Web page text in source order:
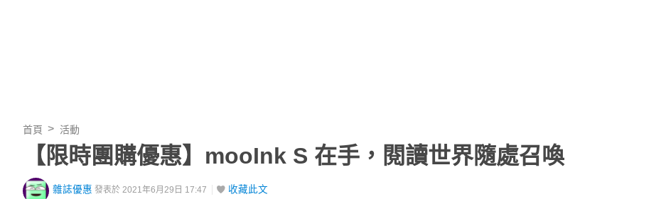
首頁 活動
【限時團購優惠】mooInk S 在手，閱讀世界隨處召喚
雜誌優惠 發表於 2021年6月29日 17:47 收藏此文